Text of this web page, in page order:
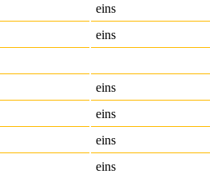
eins
eins
eins
eins
eins
eins